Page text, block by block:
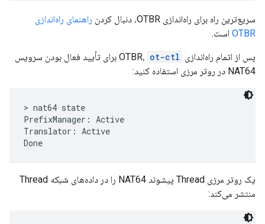
سریع‌ترین راه برای راه‌اندازی OTBR، دنبال کردن
راهنمای راه‌اندازی
OTBR است.
پس از اتمام راه‌اندازی OTBR، ot-ctl
برای تأیید فعال بودن سرویس
NAT64 در روتر مرزی استفاده کنید:
> nat64 state
PrefixManager: Active
Translator: Active
یک روتر مرزی Thread پیشوند NAT64 را در داده‌های شبکه Thread
منتشر می‌کند: